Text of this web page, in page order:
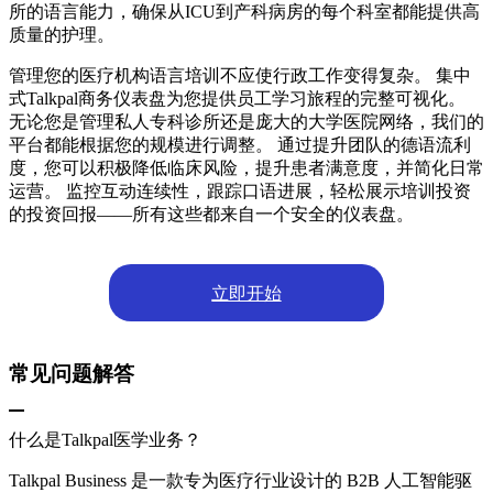
所的语言能力，确保从ICU到产科病房的每个科室都能提供高
质量的护理。
管理您的医疗机构语言培训不应使行政工作变得复杂。 集中
式Talkpal商务仪表盘为您提供员工学习旅程的完整可视化。
无论您是管理私人专科诊所还是庞大的大学医院网络，我们的
平台都能根据您的规模进行调整。 通过提升团队的德语流利
度，您可以积极降低临床风险，提升患者满意度，并简化日常
运营。 监控互动连续性，跟踪口语进展，轻松展示培训投资
的投资回报——所有这些都来自一个安全的仪表盘。
立即开始
常见问题解答
什么是Talkpal医学业务？
Talkpal Business 是一款专为医疗行业设计的 B2B 人工智能驱